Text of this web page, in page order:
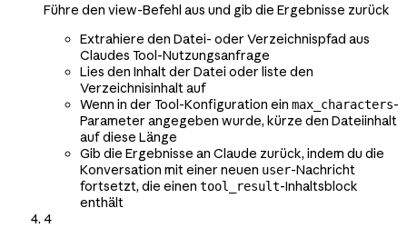
Führe den view-Befehl aus und gib die Ergebnisse zurück
Extrahiere den Datei- oder Verzeichnispfad aus
Claudes Tool-Nutzungsanfrage
Lies den Inhalt der Datei oder liste den
Verzeichnisinhalt auf
Wenn in der Tool-Konfiguration ein max_characters-
Parameter angegeben wurde, kürze den Dateiinhalt
auf diese Länge
Gib die Ergebnisse an Claude zurück, indem du die
Konversation mit einer neuen user-Nachricht
fortsetzt, die einen tool_result-Inhaltsblock
enthält
4